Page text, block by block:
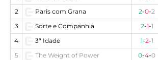
2
Paris com Grana 2-0-2
3
Sorte e Companhia 2-1-1
4
3ª Idade 1-2-1
5
The Weight of Power 0-4-0